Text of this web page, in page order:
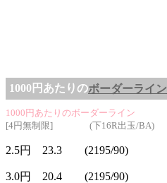
1000円あたりのボーダーライン
1000円あたりのボーダーライン
[4円無制限] (下16R出玉/BA)
2.5円 23.3 (2195/90)
3.0円 20.4 (2195/90)